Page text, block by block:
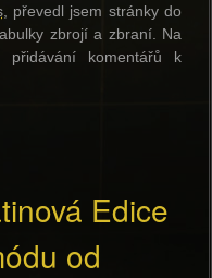
, převedl jsem stránky do
zbrojí a zbraní. Na
komentářů k
Edice
od